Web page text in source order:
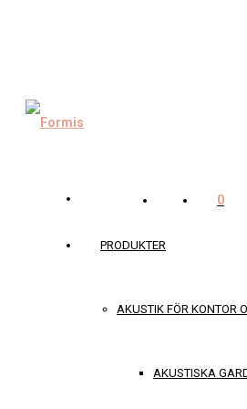
PRODUKTER
AKUSTIK FÖR KONTOR
AKUSTISKA
0